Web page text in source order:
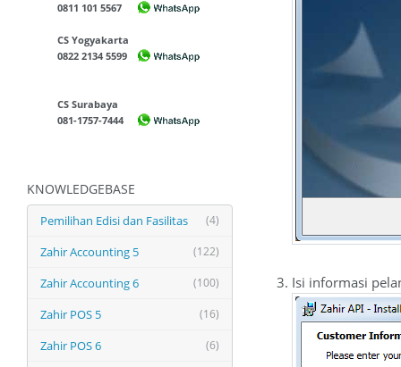
0811 101 5567
CS Yogyakarta
0822 2134 5599
CS Surabaya
081-1757-7444
KNOWLEDGEBASE
(4)
Pemilihan Edisi dan Fasilitas
(122)
Zahir Accounting 5
(100)
Zahir Accounting 6
(16)
Zahir POS 5
(6)
Zahir POS 6
Isi informasi